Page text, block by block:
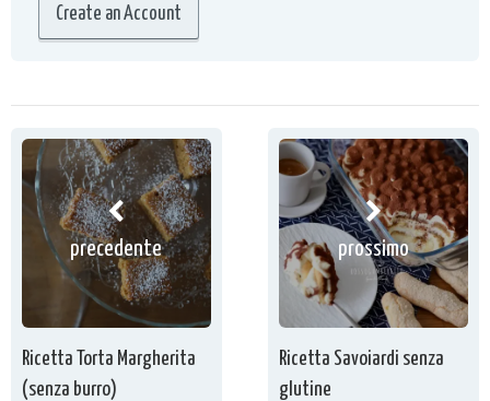
Create an Account
precedente
Ricetta Torta Margherita
(senza burro)
prossimo
Ricetta Savoiardi senza
glutine